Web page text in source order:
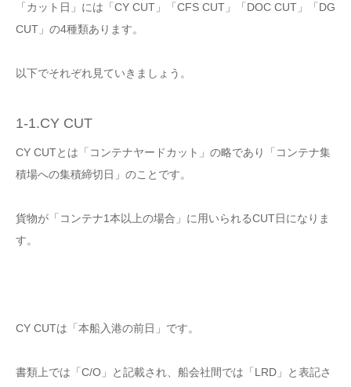
「カット日」には「CY CUT」「CFS CUT」「DOC CUT」「DG
CUT」の4種類あります。
以下でそれぞれ見ていきましょう。
1-1.CY CUT
CY CUTとは「コンテナヤードカット」の略であり「コンテナ集
積場への集積締切日」のことです。
貨物が「コンテナ1本以上の場合」に用いられるCUT日になりま
す。
CY CUTは「本船入港の前日」です。
書類上では「C/O」と記載され、船会社間では「LRD」と表記さ